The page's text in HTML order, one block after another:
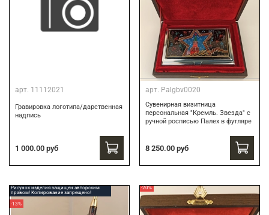
арт. 11112021
Гравировка логотипа/дарственная
надпись
1 000.00 руб
арт. Palgbv0020
Сувенирная визитница
персональная "Кремль. Звезда" с
ручной росписью Палех в футляре
8 250.00 руб
Рисунок изделия защищен авторским
правом! Копирование запрещено!
-13%
-20%